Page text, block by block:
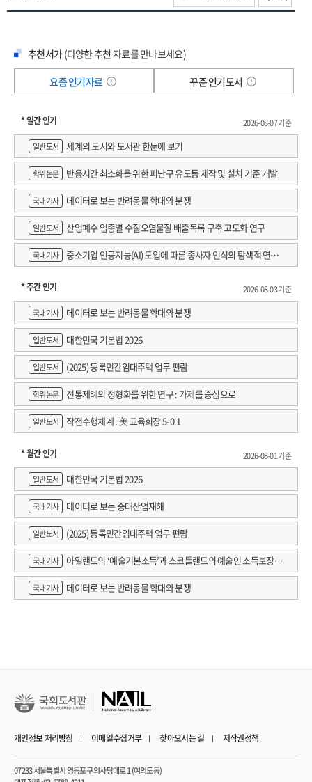
추천서가(다양한 추천 자료를 만나보세요)
요즘 인기자료
꾸준 인기도서
* 일간 인기
2026-08-07 기준
일반도서
세계의 도시와 도서관 한눈에 보기
학위논문 반응시간 최소화를 위한 피난구 유도등 제작 및 설치 기준 개발
국내기사 데이터로 보는 반려동물 학대와 분쟁
일반도서 산업폐수 업종별 수질오염물질 배출목록 구축 고도화 연구
국내기사
중소기업 인공지능(AI) 도입에 따른 종사자 인식의 탐색적 연구 :
* 주간 인기
2026-08-03 기준
국내기사
데이터로 보는 반려동물 학대와 분쟁
일반도서 대한민국 기본법 2026
일반도서 (2025) 등록민간임대주택 업무 편람
학위논문 전통제례의 정형화를 위한 연구 : 가제를 중심으로
일반도서 작전수행체계 : 美 교육회장 5-0.1
* 월간 인기
2026-08-01 기준
일반도서
대한민국 기본법 2026
국내기사 데이터로 보는 중대산업재해
일반도서 (2025) 등록민간임대주택 업무 편람
국내기사
아일랜드의 ‘예술기본소득’과 스코틀랜드의 예술인 소득보장정
책 논의
국내기사 데이터로 보는 반려동물 학대와 분쟁
개인정보 처리방침 이메일수집거부 찾아오시는 길 저작권정책
07233 서울특별시 영등포구 의사당대로 1 (여의도동)